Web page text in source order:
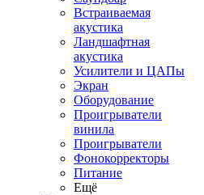
Встраиваемая
акустика
Ландшафтная
акустика
Усилители и ЦАПы
Экран
Оборудование
Проигрыватели
винила
Проигрыватели
Фонокорректоры
Питание
Ещё